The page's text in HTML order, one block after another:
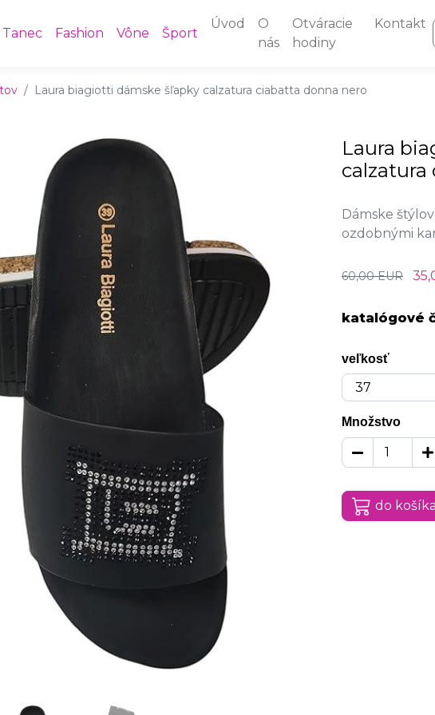
Tanec
Fashion Vône Šport
Úvod
O
nás
Otváracie
hodiny
Kontakt
Laura biagiotti dámske šľapky calzatura ciabatta donna nero
Laura
Dámske
ozdobnými
60,00 EUR
katalógové
veľkosť
Množstvo
do